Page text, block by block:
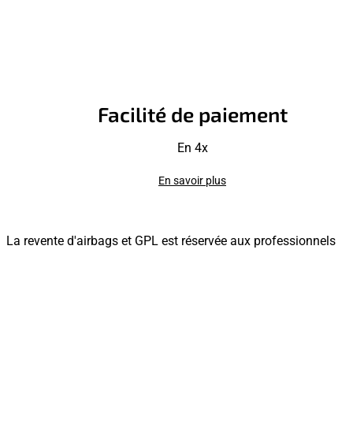
Facilité de paiement
En 4x
En savoir plus
La revente d'airbags et GPL est réservée aux professionnels